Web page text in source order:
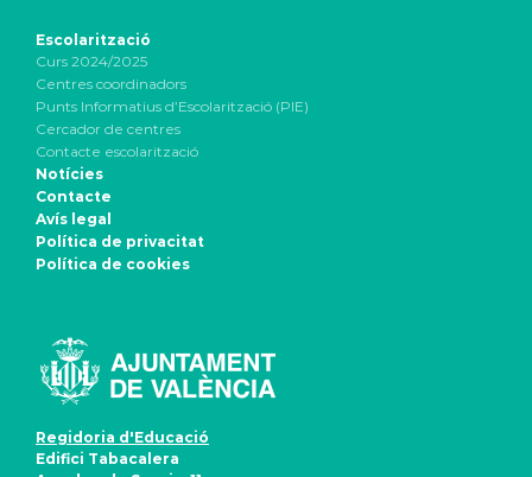
Escolarització
Curs 2024/2025
Centres coordinadors
Punts Informatius d’Escolarització (PIE)
Cercador de centres
Contacte escolarització
Notícies
Contacte
Avís legal
Política de privacitat
Política de cookies
Regidoria d'Educació
Edifici Tabacalera